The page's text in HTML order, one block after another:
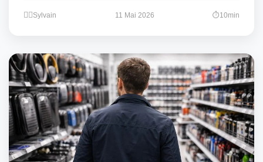
Sylvain 11 Mai 2026 10min